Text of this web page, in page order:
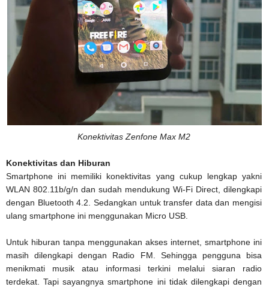
Konektivitas Zenfone Max M2
Konektivitas dan Hiburan
Smartphone ini memiliki konektivitas yang cukup lengkap yakni
WLAN 802.11b/g/n dan sudah mendukung Wi-Fi Direct, dilengkapi
dengan Bluetooth 4.2. Sedangkan untuk transfer data dan mengisi
ulang smartphone ini menggunakan Micro USB.
Untuk hiburan tanpa menggunakan akses internet, smartphone ini
masih dilengkapi dengan Radio FM. Sehingga pengguna bisa
menikmati musik atau informasi terkini melalui siaran radio
terdekat. Tapi sayangnya smartphone ini tidak dilengkapi dengan